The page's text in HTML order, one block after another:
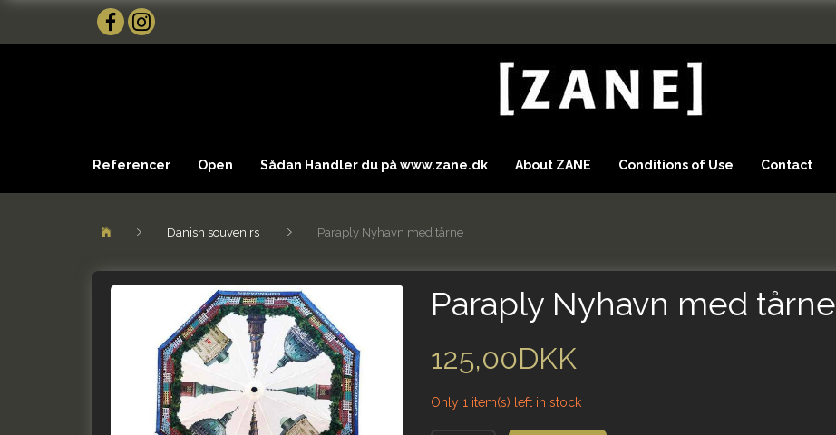
Referencer Open Sådan Handler du på www.zane.dk About ZANE Conditions of Use Contact
Danish souvenirs Paraply Nyhavn med tårne
Paraply Nyhavn med tårne
125,00DKK
Only 1 item(s) left in stock